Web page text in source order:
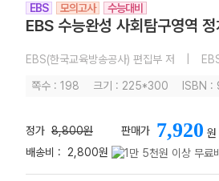
EBS 모의고사 수능대비
EBS 수능완성 사회탐구영역
EBS(한국교육방송공사) 편집부 저
쪽수 : 198 크기 : 225*300 ISBN
정가 8,800원 판매가 7,920 원
배송비 : 2,800원